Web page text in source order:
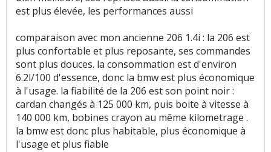
est plus élevée, les performances aussi
comparaison avec mon ancienne 206 1.4i : la 206 est
plus confortable et plus reposante, ses commandes
sont plus douces. la consommation est d'environ
6.2l/100 d'essence, donc la bmw est plus économique
à l'usage. la fiabilité de la 206 est son point noir :
cardan changés à 125 000 km, puis boite à vitesse à
140 000 km, bobines crayon au même kilometrage .
la bmw est donc plus habitable, plus économique à
l'usage et plus fiable